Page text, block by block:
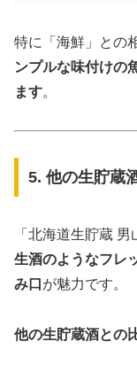
特に「海鮮」との
ンプルな味付けの
ます。
5. 他の生貯蔵
「北海道生貯蔵
生酒のようなフレ
み口 が魅力です。
他の生貯蔵酒との